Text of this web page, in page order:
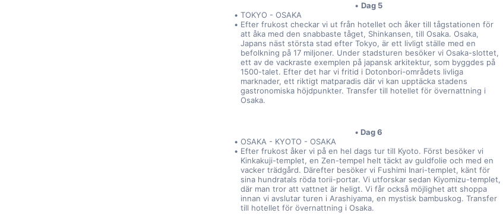
Dag 5
TOKYO - OSAKA
Efter frukost checkar vi ut från hotellet och åker till tågstationen för
att åka med den snabbaste tåget, Shinkansen, till Osaka. Osaka,
Japans näst största stad efter Tokyo, är ett livligt ställe med en
befolkning på 17 miljoner. Under stadsturen besöker vi Osaka-slottet,
ett av de vackraste exemplen på japansk arkitektur, som byggdes på
1500-talet. Efter det har vi fritid i Dotonbori-områdets livliga
marknader, ett riktigt matparadis där vi kan upptäcka stadens
gastronomiska höjdpunkter. Transfer till hotellet för övernattning i
Osaka.
Dag 6
OSAKA - KYOTO - OSAKA
Efter frukost åker vi på en hel dags tur till Kyoto. Först besöker vi
Kinkakuji-templet, en Zen-tempel helt täckt av guldfolie och med en
vacker trädgård. Därefter besöker vi Fushimi Inari-templet, känt för
sina hundratals röda torii-portar. Vi utforskar sedan Kiyomizu-templet,
där man tror att vattnet är heligt. Vi får också möjlighet att shoppa
innan vi avslutar turen i Arashiyama, en mystisk bambuskog. Transfer
till hotellet för övernattning i Osaka.